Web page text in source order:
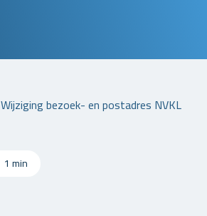
Wijziging bezoek- en postadres NVKL
1 min